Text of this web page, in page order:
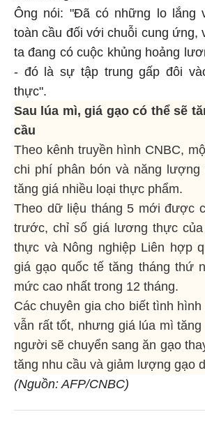
Ông nói: "Đã có những lo lắng
toàn cầu đối với chuỗi cung ứng,
ta đang có cuộc khủng hoảng
- đó là sự tập trung gấp đôi
thực".
Sau lúa mì, giá gạo có thể sẽ
cầu
Theo kênh truyền hình CNBC,
chi phí phân bón và năng lượng
tăng giá nhiều loại thực phẩm.
Theo dữ liệu tháng 5 mới được
trước, chỉ số giá lương thực
thực và Nông nghiệp Liên hợp
giá gạo quốc tế tăng tháng thứ
mức cao nhất trong 12 tháng.
Các chuyên gia cho biết tình
vẫn rất tốt, nhưng giá lúa mì
người sẽ chuyển sang ăn gạo
tăng nhu cầu và giảm lượng gạo
(Nguồn: AFP/CNBC)